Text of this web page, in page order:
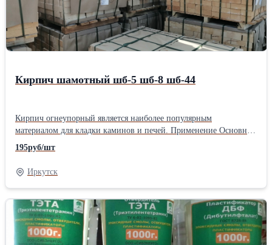
Кирпич шамотный шб-5 шб-8 шб-44
Кирпич огнеупорный является наиболее популярным
материалом для кладки каминов и печей. Применение Основное
применение огнеупорного кирпича - это обмуровка паровых
котлов и котлов котельных. Наша компания специализируется на
продаже строительных материалов из огнеупоров и предлагает
их широчайший ассортимент на рынке, огнеупорный кирпич,
шамотный кирпич.
195руб/шт
Иркутск